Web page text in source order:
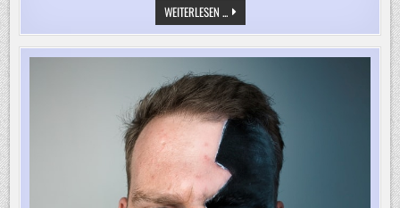
WEITERLESEN ... „BÜRGERNÄHE
LEBEN“
–
STADTRAT
KÜNDIGT
IM
RATHAUS
AN